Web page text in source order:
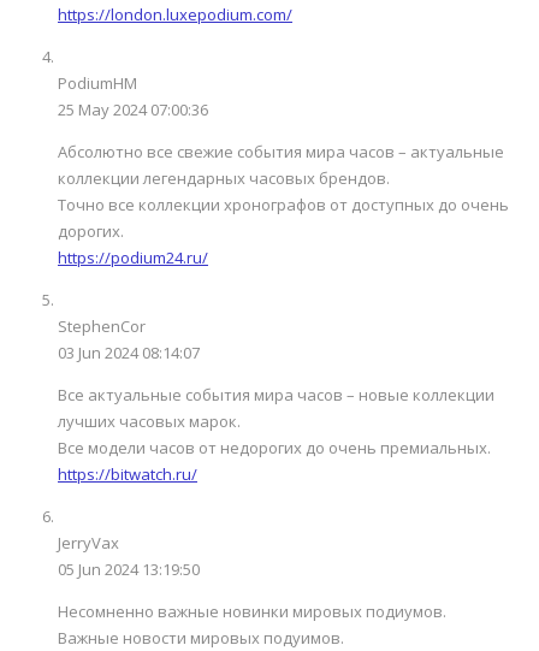
https://london.luxepodium.com/
PodiumHM
25 May 2024 07:00:36
Абсолютно все свежие события мира часов – актуальные
коллекции легендарных часовых брендов.
Точно все коллекции хронографов от доступных до очень
дорогих.
https://podium24.ru/
StephenCor
03 Jun 2024 08:14:07
Все актуальные события мира часов – новые коллекции
лучших часовых марок.
Все модели часов от недорогих до очень премиальных.
https://bitwatch.ru/
JerryVax
05 Jun 2024 13:19:50
Несомненно важные новинки мировых подиумов.
Важные новости мировых подуимов.